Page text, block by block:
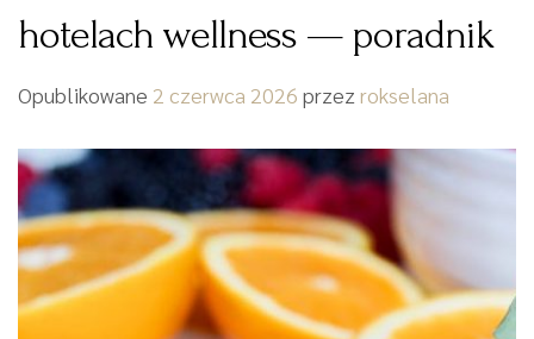
hotelach wellness — poradnik
Opublikowane 2 czerwca 2026 przez rokselana